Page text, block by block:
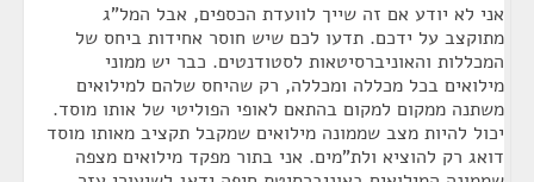
אני לא יודע אם זה שייך לוועדת הכספים, אבל המל"ג
מתוקצב על ידכם. תדעו לכם שיש חוסר אחידות ביחס של
המכללות והאוניברסיטאות לסטודנטים. כבר יש ממוני
מילואים בכל מכללה ומכללה, רק שהיחס שלהם למילואים
משתנה ממקום למקום בהתאם לאופי הפוליטי של אותו מוסד.
יכול להיות מצב שממונה מילואים שמקבל תקציב מאותו מוסד
דואג רק להוציא ולת"מים. אני בתור מפקד מילואים מצפה